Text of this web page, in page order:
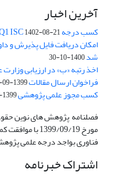
آخرین اخبار
کسب درجه Q1 ISC1402-08-21
امکان دریافت فایل پذیرش و
شد1400-10-30
اخذ رتبه «ب» در ارزیابی
فراخوان ارسال مقالات1399-09-25
کسب مجوز علمی پژوهشی1399-09-19
مورخ 1399/09/
فناوری بواجد درجه علمی
اشتراک خبرنامه